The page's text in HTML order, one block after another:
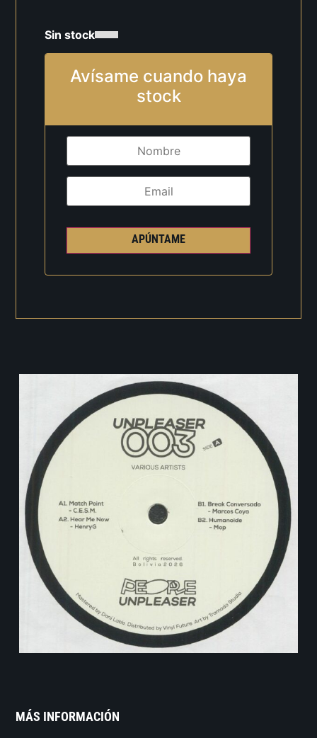
Sin stock
Avísame cuando haya
stock
APÚNTAME
MÁS INFORMACIÓN